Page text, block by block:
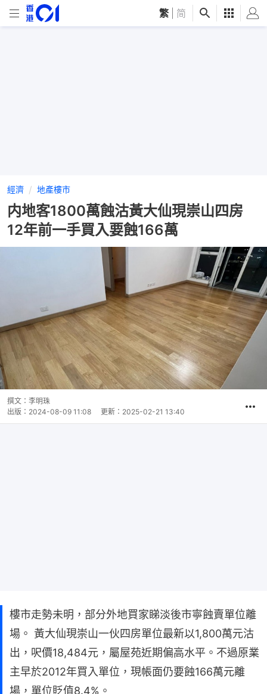
繁 简
經濟 地產樓市
内地客1800萬蝕沽黃大仙現崇山四房
12年前一手買入要蝕166萬
撰文： 李明珠
出版： 2024-08-09 11:08 更新： 2025-02-21 13:40
樓市走勢未明，部分外地買家睇淡後市寧蝕賣單位離
場。 黃大仙現崇山一伙四房單位最新以1,800萬元沽
出，呎價18,484元，屬屋苑近期偏高水平。不過原業
主早於2012年買入單位，現帳面仍要蝕166萬元離
場，單位貶值8.4%。